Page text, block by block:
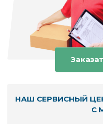
НАШ СЕРВИСНЫЙ
С